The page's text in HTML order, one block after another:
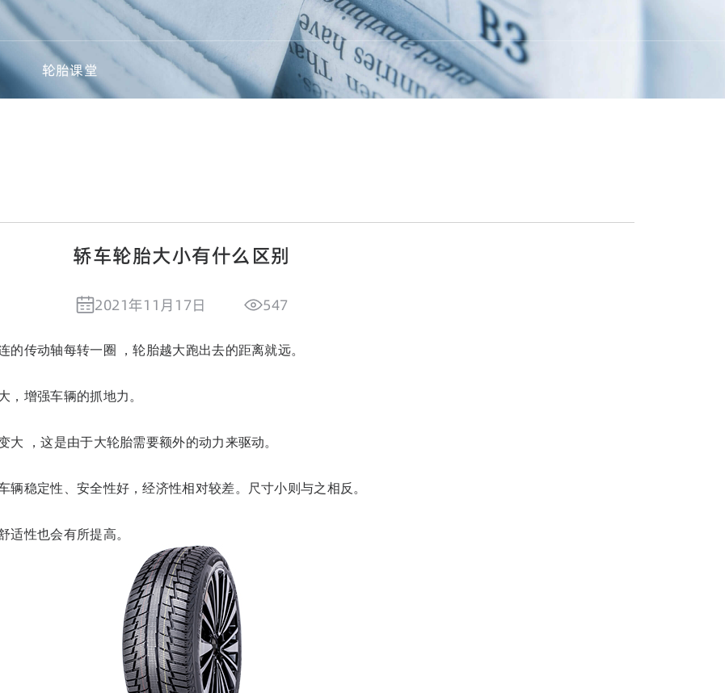
轮胎课堂
轿车轮胎大小有什么区别
2021年11月17日 547
的传动轴每转一圈 ，轮胎越大跑出去的距离就远。
，增强车辆的抓地力。
大 ，这是由于大轮胎需要额外的动力来驱动。
辆稳定性、安全性好，经济性相对较差。尺寸小则与之相反。
适性也会有所提高。